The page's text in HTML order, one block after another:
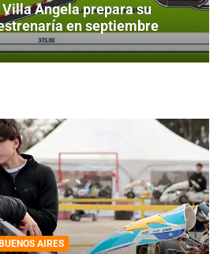
Villa Angela prepara su
en septiembre
AIRES